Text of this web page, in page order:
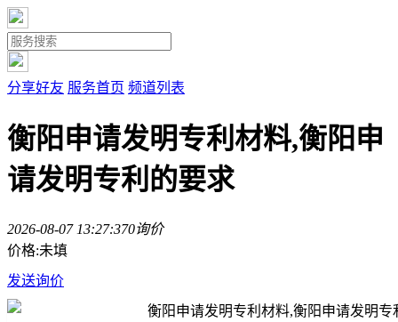
分享好友 服务首页 频道列表
衡阳申请发明专利材料,衡阳申
请发明专利的要求
2026-08-07 13:27:370询价
价格:未填
发送询价